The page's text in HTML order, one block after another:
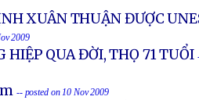
XUÂN THUẬN ĐƯỢC
2009
HIỆP QUA ĐỜI, THỌ 71 TUỔI
-- posted on 10 Nov 2009